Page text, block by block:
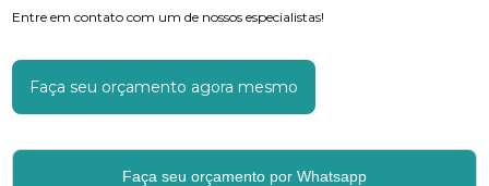
Entre em contato com um de nossos especialistas!
Faça seu orçamento agora mesmo
Faça seu orçamento por Whatsapp